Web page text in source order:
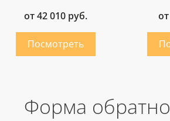
от 42 010 руб.
Форма